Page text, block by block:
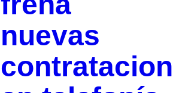
nuevas